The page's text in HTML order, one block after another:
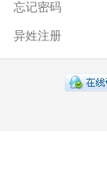
忘记密码
异姓注册